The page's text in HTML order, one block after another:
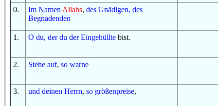
0. Im Namen Allahs, des Gnädigen, des
Begnadenden
1 . O du, der du der Eingehüllte bist.
2. Stehe auf, so warne
3. und deinen Herrn, so größenpreise,